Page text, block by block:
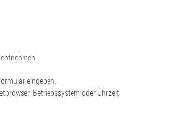
eingeben.
Betriebssystem oder Uhrzeit